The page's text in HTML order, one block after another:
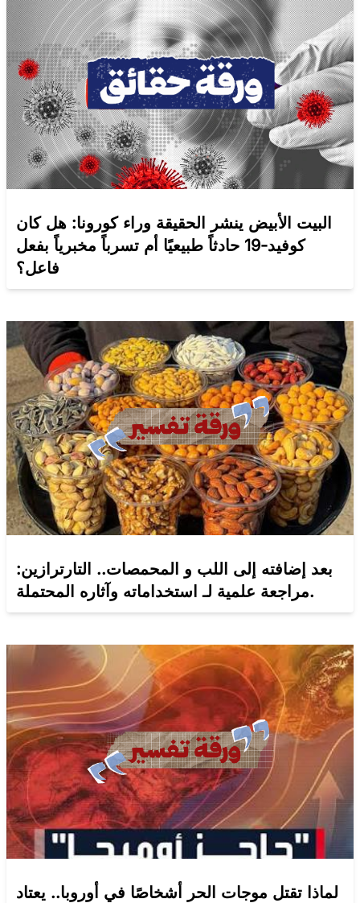
البيت الأبيض ينشر الحقيقة وراء كورونا: هل كان
كوفيد-19 حادثاً طبيعيًا أم تسرباً مخبرياً بفعل
فاعل؟
بعد إضافته إلى اللب و المحمصات.. التارترازين:
مراجعة علمية لـ استخداماته وآثاره المحتملة.
لماذا تقتل موجات الحر أشخاصًا في أوروبا.. يعتاد